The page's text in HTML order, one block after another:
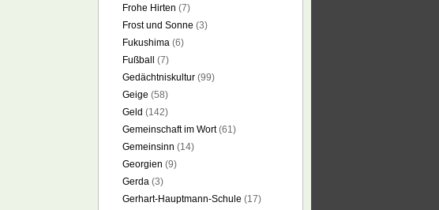
Frohe Hirten (7)
Frost und Sonne (3)
Fukushima (6)
Fußball
(7)
Gedächtniskultur (99)
Geige (58)
Geld (142)
Gemeinschaft im Wort(61)
Gemeinsinn (14)
Georgien (9)
Gerda (3)
Gerhart-Hauptmann-Schule (17)